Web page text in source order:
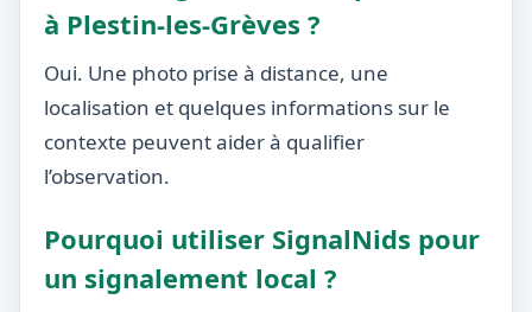
à Plestin-les-Grèves ?
Oui. Une photo prise à distance, une
localisation et quelques informations sur le
contexte peuvent aider à qualifier
l’observation.
Pourquoi utiliser SignalNids pour
un signalement local ?